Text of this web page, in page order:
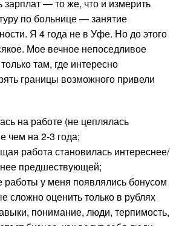
— то же, что и измерить
по больнице — занятие
Я 4 года не в Уфе. Но до этого
Мое вечное непоседливое
там, где интересно
границы возможного привели
на работе (не цеплялась
чем на 2-3 года;
работа становилась интереснее/
предшествующей;
работы у меня появлялись бонусом
сложно оценить только в рублях
понимание, люди, терпимость,